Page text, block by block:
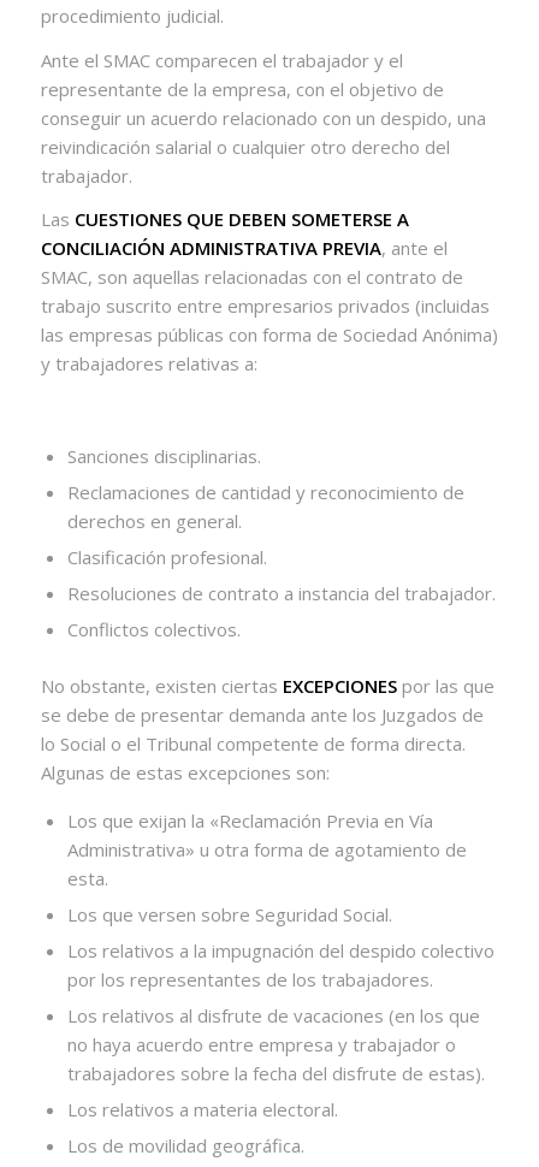
procedimiento judicial.
Ante el SMAC comparecen el trabajador y el
representante de la empresa, con el objetivo de
conseguir un acuerdo relacionado con un despido, una
reivindicación salarial o cualquier otro derecho del
trabajador.
Las CUESTIONES QUE DEBEN SOMETERSE A
CONCILIACIÓN ADMINISTRATIVA PREVIA, ante el
SMAC, son aquellas relacionadas con el contrato de
trabajo suscrito entre empresarios privados (incluidas
las empresas públicas con forma de Sociedad Anónima)
y trabajadores relativas a:
Sanciones disciplinarias.
Reclamaciones de cantidad y reconocimiento de
derechos en general.
Clasificación profesional.
Resoluciones de contrato a instancia del trabajador.
Conflictos colectivos.
No obstante, existen ciertas EXCEPCIONESpor las que
se debe de presentar demanda ante los Juzgados de
lo Social o el Tribunal competente de forma directa.
Algunas de estas excepciones son:
Los que exijan la «Reclamación Previa en Vía
Administrativa» u otra forma de agotamiento de
esta.
Los que versen sobre Seguridad Social.
Los relativos a la impugnación del despido colectivo
por los representantes de los trabajadores.
Los relativos al disfrute de vacaciones (en los que
no haya acuerdo entre empresa y trabajador o
trabajadores sobre la fecha del disfrute de estas).
Los relativos a materia electoral.
Los de movilidad geográfica.